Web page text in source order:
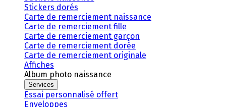
Stickers dorés
Carte de remerciement naissance
Carte de remerciement fille
Carte de remerciement garçon
Carte de remerciement dorée
Carte de remerciement originale
Affiches
Album photo naissance
Services
Essai personnalisé offert
Enveloppes